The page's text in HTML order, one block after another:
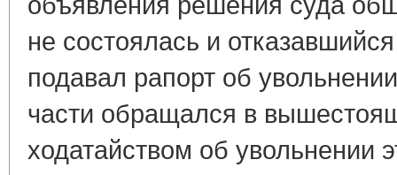
не состоялась и
подавал рапорт об
части обращался в
ходатайством об увольнении